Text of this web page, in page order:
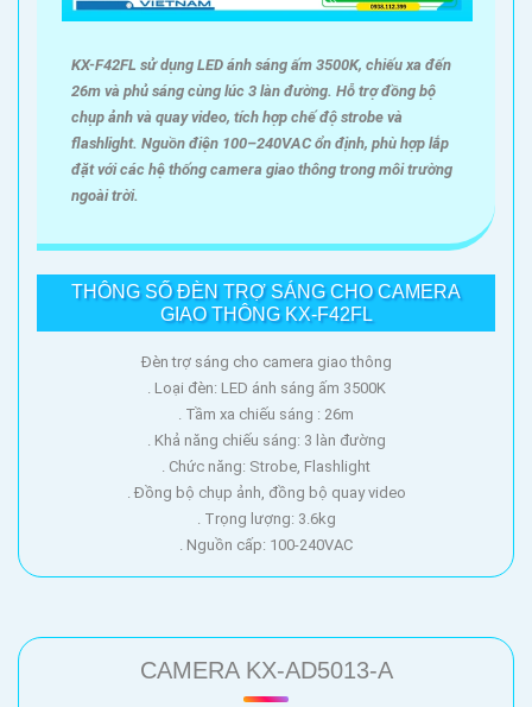
KX-F42FL sử dụng LED ánh sáng ấm 3500K, chiếu xa đến
26m và phủ sáng cùng lúc 3 làn đường. Hỗ trợ đồng bộ
chụp ảnh và quay video, tích hợp chế độ strobe và
flashlight. Nguồn điện 100–240VAC ổn định, phù hợp lắp
đặt với các hệ thống camera giao thông trong môi trường
ngoài trời.
THÔNG SỐ ĐÈN TRỢ SÁNG CHO CAMERA
GIAO THÔNG KX-F42FL
Đèn trợ sáng cho camera giao thông
. Loại đèn: LED ánh sáng ấm 3500K
. Tầm xa chiếu sáng : 26m
. Khả năng chiếu sáng: 3 làn đường
. Chức năng: Strobe, Flashlight
. Đồng bộ chụp ảnh, đồng bộ quay video
. Trọng lượng: 3.6kg
. Nguồn cấp: 100-240VAC
CAMERA KX-AD5013-A